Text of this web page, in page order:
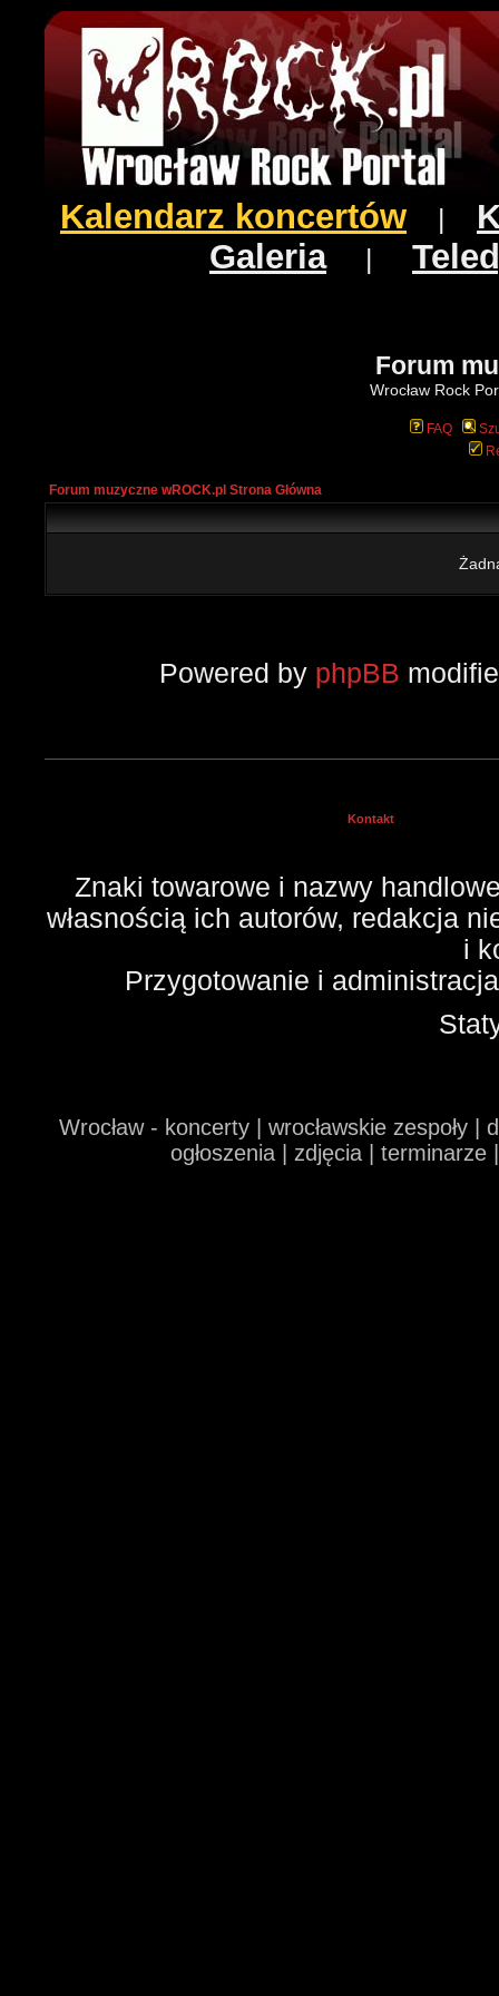
Kalendarz koncertów
Galeria|
Forum
Wrocław Rock
FAQ
Forum muzyczne wROCK.pl Strona Główna
Powered by phpBB
Kontakt
Znaki towarowe i nazwy
własnością ich autorów, redakcja
i
Przygotowanie i
Wrocław - koncerty | wrocławskie zespoły
ogłoszenia | zdjęcia |